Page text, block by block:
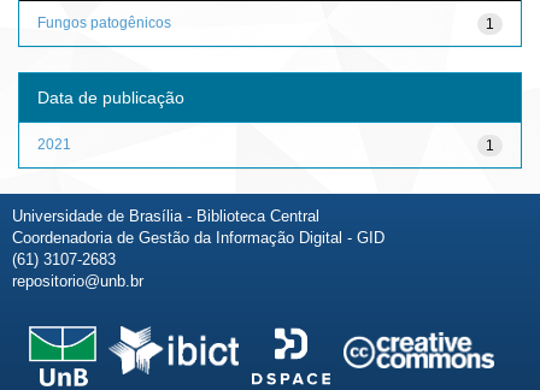
1
Fungos patogênicos
Data de publicação
1
2021
Universidade de Brasília - Biblioteca Central
Coordenadoria de Gestão da Informação Digital - GID
(61) 3107-2683
repositorio@unb.br